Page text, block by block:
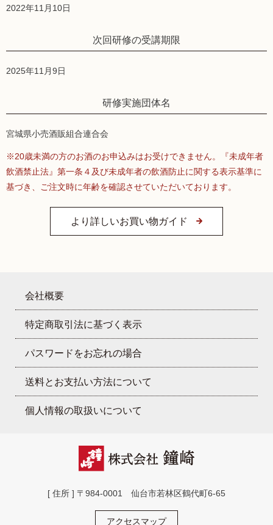
2022年11月10日
次回研修の受講期限
2025年11月9日
研修実施団体名
宮城県小売酒販組合連合会
※20歳未満の方のお酒のお申込みはお受けできません。『未成年者
飲酒禁止法』第一条４及び未成年者の飲酒防止に関する表示基準に
基づき、ご注文時に年齢を確認させていただいております。
より詳しいお買い物ガイド
会社概要
特定商取引法に基づく表示
パスワードをお忘れの場合
送料とお支払い方法について
個人情報の取扱いについて
[ 住所 ] 〒984-0001 仙台市若林区鶴代町6-65
アクセスマップ